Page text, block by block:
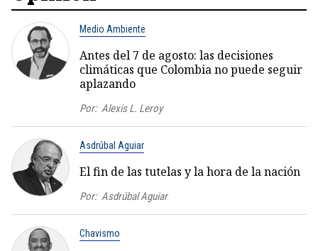
Medio Ambiente
Antes del 7 de agosto: las decisiones
climáticas que Colombia no puede seguir
aplazando
Por: Alexis L. Leroy
Asdrúbal Aguiar
El fin de las tutelas y la hora de la nación
Por: Asdrúbal Aguiar
Chavismo